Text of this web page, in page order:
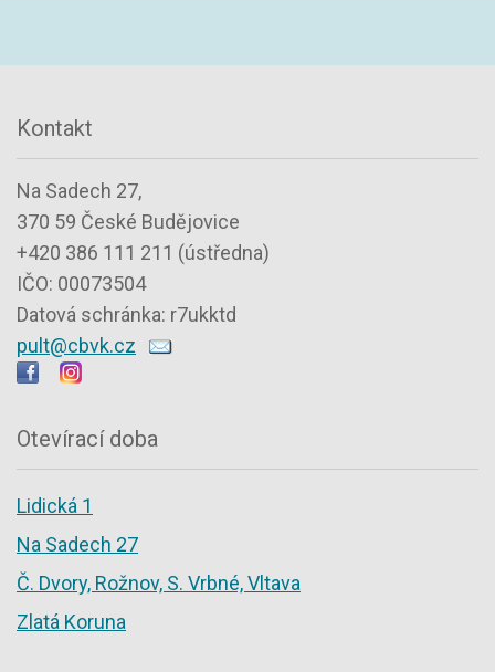
Kontakt
Na Sadech 27,
370 59 České Budějovice
+420 386 111 211 (ústředna)
IČO: 00073504
Datová schránka: r7ukktd
pult@cbvk.cz
Otevírací doba
Lidická 1
Na Sadech 27
Č. Dvory, Rožnov, S. Vrbné, Vltava
Zlatá Koruna